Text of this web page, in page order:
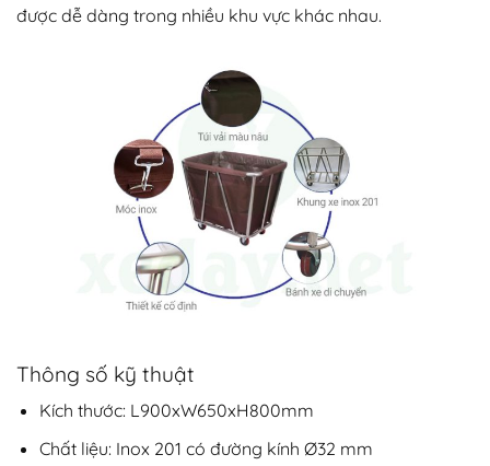
được dễ dàng trong nhiều khu vực khác nhau.
Thông số kỹ thuật
Kích thước: L900xW650xH800mm
Chất liệu: Inox 201 có đường kính Ø32 mm